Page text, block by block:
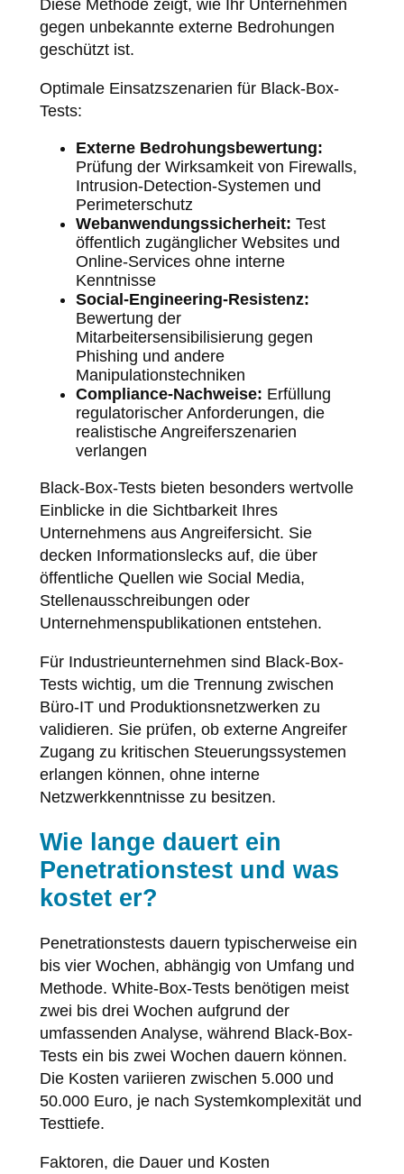
Diese Methode zeigt, wie Ihr Unternehmen
gegen unbekannte externe Bedrohungen
geschützt ist.
Optimale Einsatzszenarien für Black-Box-
Tests:
Externe Bedrohungsbewertung:
Prüfung der Wirksamkeit von Firewalls,
Intrusion-Detection-Systemen und
Perimeterschutz
Webanwendungssicherheit: Test
öffentlich zugänglicher Websites und
Online-Services ohne interne
Kenntnisse
Social-Engineering-Resistenz:
Bewertung der
Mitarbeitersensibilisierung gegen
Phishing und andere
Manipulationstechniken
Compliance-Nachweise: Erfüllung
regulatorischer Anforderungen, die
realistische Angreiferszenarien
verlangen
Black-Box-Tests bieten besonders wertvolle
Einblicke in die Sichtbarkeit Ihres
Unternehmens aus Angreifersicht. Sie
decken Informationslecks auf, die über
öffentliche Quellen wie Social Media,
Stellenausschreibungen oder
Unternehmenspublikationen entstehen.
Für Industrieunternehmen sind Black-Box-
Tests wichtig, um die Trennung zwischen
Büro-IT und Produktionsnetzwerken zu
validieren. Sie prüfen, ob externe Angreifer
Zugang zu kritischen Steuerungssystemen
erlangen können, ohne interne
Netzwerkkenntnisse zu besitzen.
Wie lange dauert ein
Penetrationstest und was
kostet er?
Penetrationstests dauern typischerweise ein
bis vier Wochen, abhängig von Umfang und
Methode. White-Box-Tests benötigen meist
zwei bis drei Wochen aufgrund der
umfassenden Analyse, während Black-Box-
Tests ein bis zwei Wochen dauern können.
Die Kosten variieren zwischen 5.000 und
50.000 Euro, je nach Systemkomplexität und
Testtiefe.
Faktoren, die Dauer und Kosten